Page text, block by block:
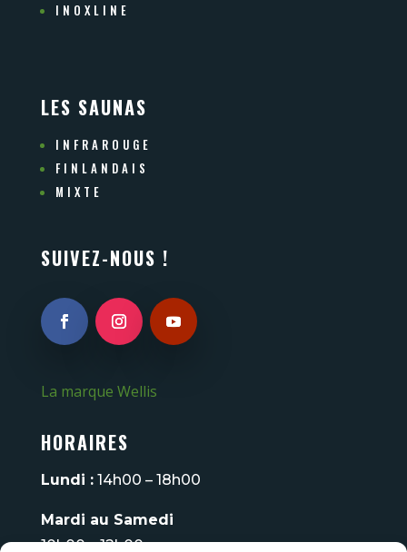
INOXLINE
LES SAUNAS
INFRAROUGE
FINLANDAIS
MIXTE
SUIVEZ-NOUS !
La marque Wellis
HORAIRES
Lundi :14h00 – 18h00
Mardi au Samedi
10h00 – 12h00